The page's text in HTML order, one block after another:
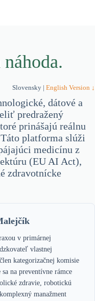
Slovensky | English Version ↓
dátové a
predražený
prinášajú reálnu
platforma slúži
medicínu z
(EU AI Act),
zdravotnícke
v primárnej
vlastnej
kategorizačnej komisie
na preventívne rámce
zdravie, robotickú
manažment